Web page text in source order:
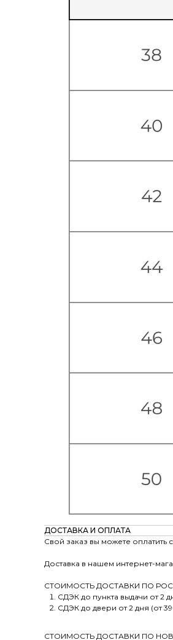
ДОСТАВКА И ОПЛАТА
Свой заказ вы можете
Доставка в нашем интернет-
СТОИМОСТЬ ДОСТАВКИ ПО
СДЭК до пункта выдачи от 2
СДЭК до двери от 2 дня (от
СТОИМОСТЬ ДОСТАВКИ ПО